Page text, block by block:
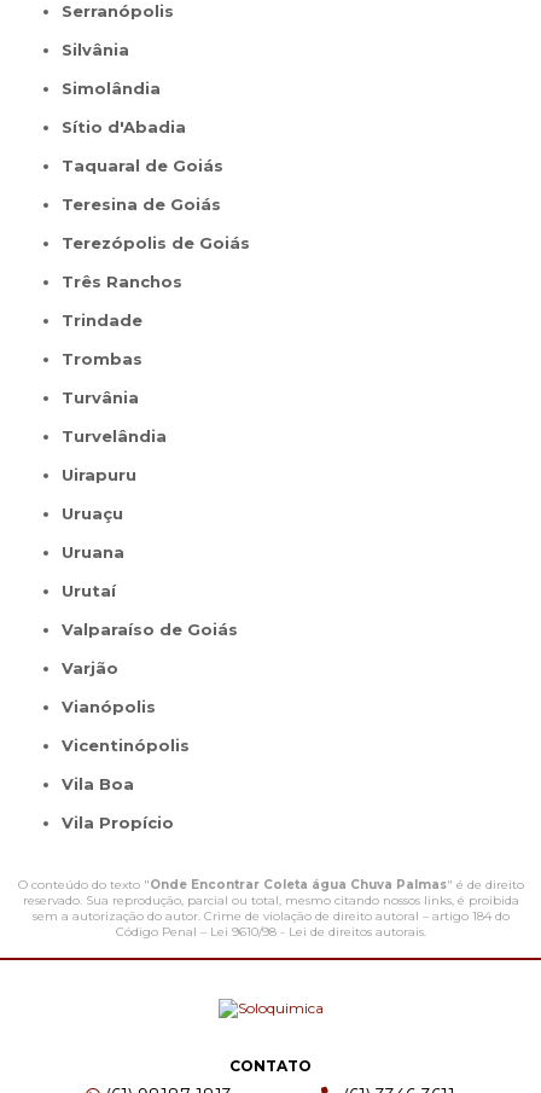
Serranópolis
Silvânia
Simolândia
Sítio d'Abadia
Taquaral de Goiás
Teresina de Goiás
Terezópolis de Goiás
Três Ranchos
Trindade
Trombas
Turvânia
Turvelândia
Uirapuru
Uruaçu
Uruana
Urutaí
Valparaíso de Goiás
Varjão
Vianópolis
Vicentinópolis
Vila Boa
Vila Propício
O conteúdo do texto "Onde Encontrar Coleta água Chuva Palmas" é de direito
reservado. Sua reprodução, parcial ou total, mesmo citando nossos links, é proibida
sem a autorização do autor. Crime de violação de direito autoral – artigo 184 do
Código Penal – Lei 9610/98 - Lei de direitos autorais.
CONTATO